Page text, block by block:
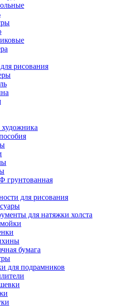
рисования
грунтованная
для рисования
для натяжки холста
бумага
для подрамников